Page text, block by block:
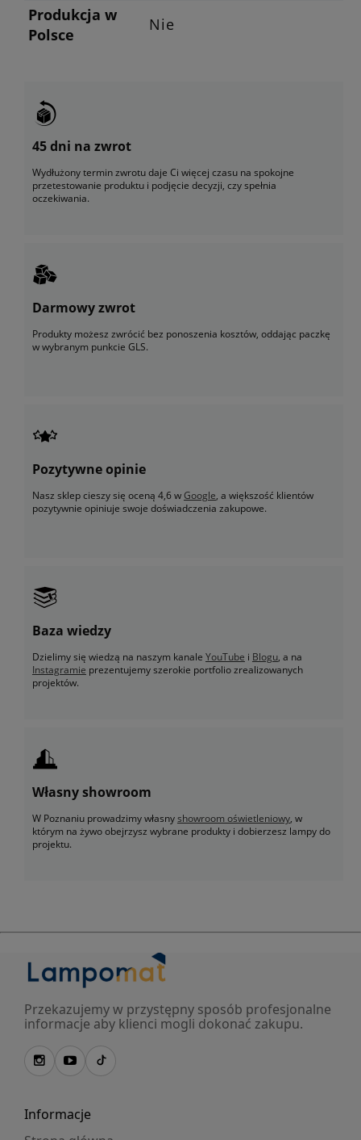
Produkcja w
Polsce
Nie
45 dni na zwrot
Wydłużony termin zwrotu daje Ci więcej czasu na spokojne
przetestowanie produktu i podjęcie decyzji, czy spełnia
oczekiwania.
Darmowy zwrot
Produkty możesz zwrócić bez ponoszenia kosztów, oddając paczkę
w wybranym punkcie GLS.
Pozytywne opinie
Nasz sklep cieszy się oceną 4,6 wGoogle, a większość klientów
pozytywnie opiniuje swoje doświadczenia zakupowe.
Baza wiedzy
Dzielimy się wiedzą na naszym kanale YouTube i Blogu, a na
Instagramie prezentujemy szerokie portfolio zrealizowanych
projektów.
Własny showroom
W Poznaniu prowadzimy własnyshowroom oświetleniowy, w
którym na żywo obejrzysz wybrane produkty i dobierzesz lampy do
projektu.
Przekazujemy w przystępny sposób profesjonalne
informacje aby klienci mogli dokonać zakupu.
Informacje